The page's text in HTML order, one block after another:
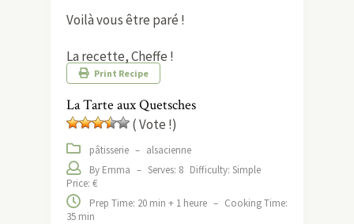
Voilà vous être paré !
La recette, Cheffe !
Print Recipe
La Tarte aux Quetsches
( Vote !)
pâtisserie – alsacienne
By Emma – Serves: 8 Difficulty: Simple
Price: €
Prep Time: 20 min + 1 heure – Cooking Time:
35 min